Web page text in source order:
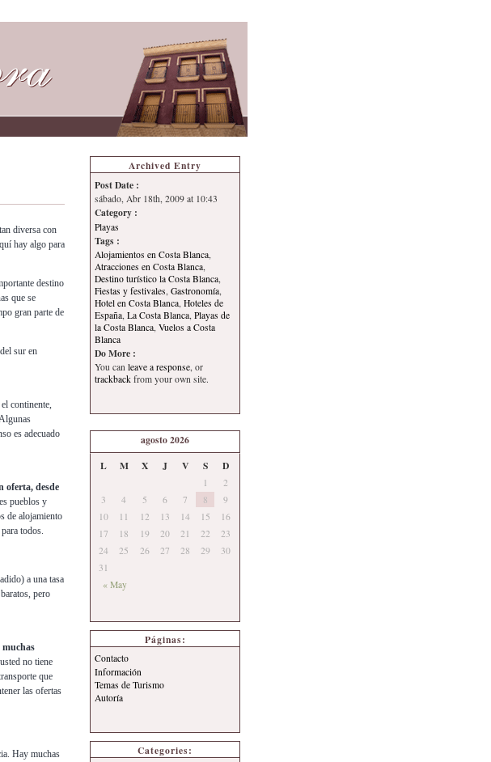
diversa con
hay algo para
destino
que se
gran parte de
sur en
continente,
es adecuado
oferta, desde
pueblos y
de alojamiento
todos.
a una tasa
pero
muchas
no tiene
que
las ofertas
Hay muchas
Archived Entry
Post Date :
sábado, Abr 18th, 2009 at 10:43
Category :
Playas
Tags :
Alojamientos en Costa Blanca
Atracciones en Costa Blanca
Destino turístico la Costa Blanca
Fiestas y festivales Gastronomía
Hotel en Costa Blanca Hoteles de
España La Costa Blanca Playas de
la Costa Blanca Vuelos a Costa
Blanca
Do More :
You can leave a response, or
trackback from your own site.
agosto 2026
L
M X J V S D
« May
1
2
3
4 5 6 7 8
9
10
11 12 13 14 15
16
17
18 19 20 21 22
23
24
25 26 27 28 29
30
31
Páginas:
Contacto
Información
Temas de Turismo
Autoría
Categories: